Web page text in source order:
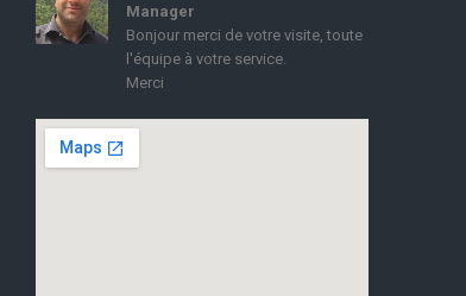
Manager
Bonjour merci de votre visite, toute
l'équipe à votre service.
Merci